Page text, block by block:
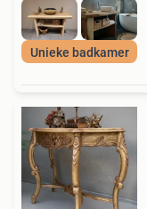
Unieke badkamer